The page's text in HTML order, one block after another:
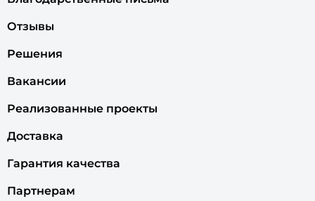
Отзывы
Решения
Вакансии
Реализованные проекты
Доставка
Гарантия качества
Партнерам